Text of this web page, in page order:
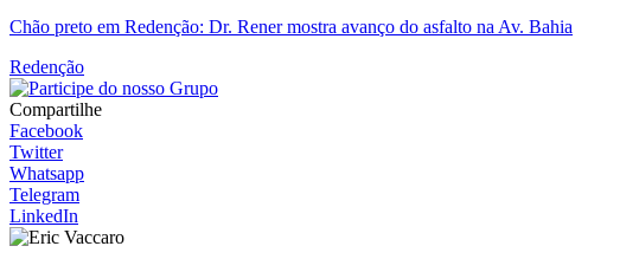
Chão preto em Redenção: Dr. Rener mostra avanço do asfalto na Av. Bahia
Redenção
Compartilhe
Facebook
Twitter
Whatsapp
Telegram
LinkedIn